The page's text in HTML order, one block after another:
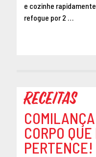
e cozinhe
refogue por 2 …
Receitas
CORPO
PERTENCE!